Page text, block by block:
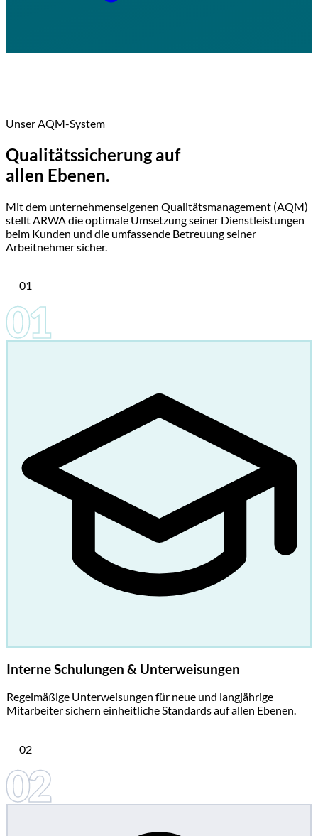
01
Unser AQM-System
Qualitätssicherung auf
allen Ebenen.
Mit dem unternehmenseigenen Qualitätsmanagement (AQM)
stellt ARWA die optimale Umsetzung seiner Dienstleistungen
beim Kunden und die umfassende Betreuung seiner
Arbeitnehmer sicher.
01
01
Interne Schulungen & Unterweisungen
Regelmäßige Unterweisungen für neue und langjährige
Mitarbeiter sichern einheitliche Standards auf allen Ebenen.
02
02